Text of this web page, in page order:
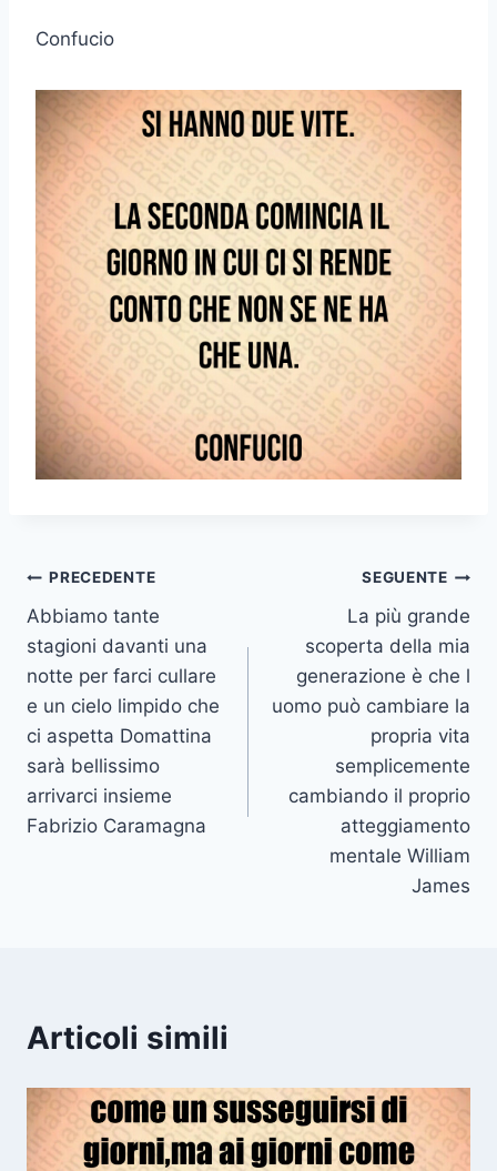
Confucio
Navigazione
articoli
PRECEDENTE
Abbiamo tante
stagioni davanti una
notte per farci cullare
e un cielo limpido che
ci aspetta Domattina
sarà bellissimo
arrivarci insieme
Fabrizio Caramagna
SEGUENTE
La più grande
scoperta della mia
generazione è che l
uomo può cambiare la
propria vita
semplicemente
cambiando il proprio
atteggiamento
mentale William
James
Articoli simili